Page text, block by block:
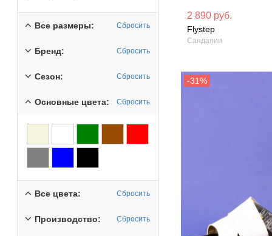
Все размеры: Сбросить
Бренд: Сбросить
Сезон: Сбросить
Основные цвета: Сбросить
Все цвета: Сбросить
Производство: Сбросить
Материал вверха: Натуральная
кожа
2 890 руб.
Flystep
Сандалии
Материал
кожа
Сезон: